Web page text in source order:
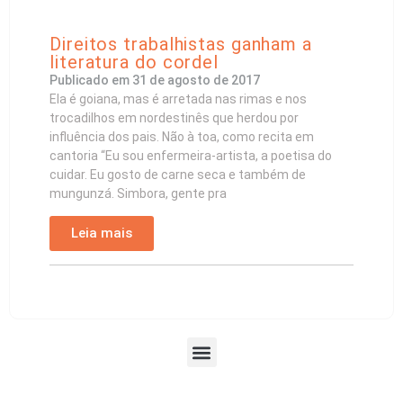
Direitos trabalhistas ganham a
literatura do cordel
Publicado em 31 de agosto de 2017
Ela é goiana, mas é arretada nas rimas e nos
trocadilhos em nordestinês que herdou por
influência dos pais. Não à toa, como recita em
cantoria “Eu sou enfermeira-artista, a poetisa do
cuidar. Eu gosto de carne seca e também de
mungunzá. Simbora, gente pra
Leia mais